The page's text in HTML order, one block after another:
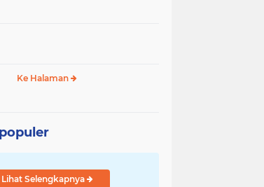
Ke Halaman
Lihat Selengkapnya